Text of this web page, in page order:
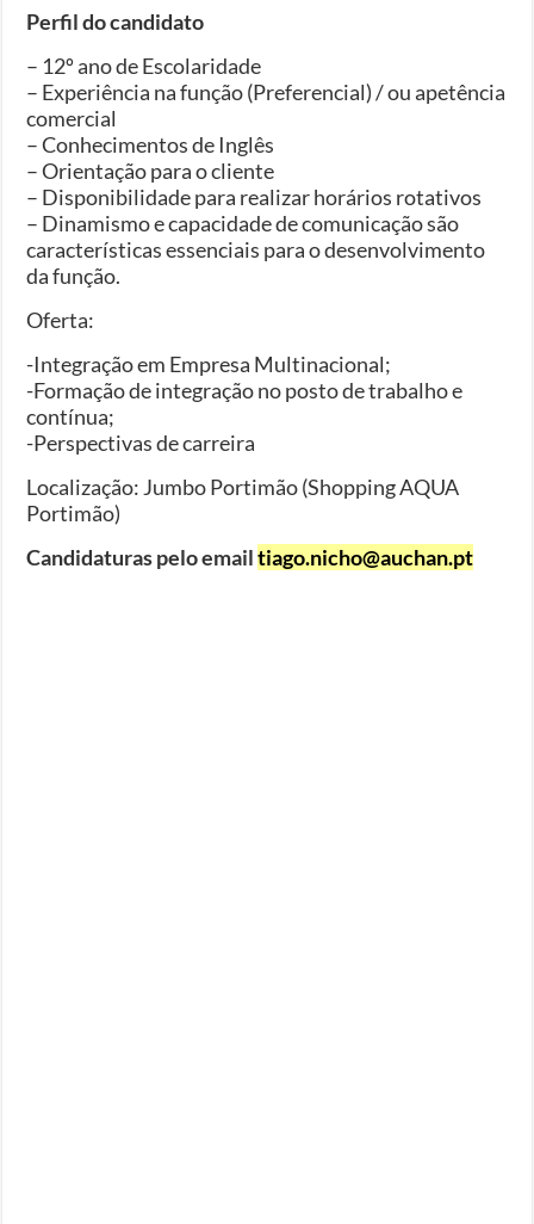
Perfil do candidato
– 12º ano de Escolaridade
– Experiência na função (Preferencial) / ou apetência
comercial
– Conhecimentos de Inglês
– Orientação para o cliente
– Disponibilidade para realizar horários rotativos
– Dinamismo e capacidade de comunicação são
características essenciais para o desenvolvimento
da função.
Oferta:
-Integração em Empresa Multinacional;
-Formação de integração no posto de trabalho e
contínua;
-Perspectivas de carreira
Localização: Jumbo Portimão (Shopping AQUA
Portimão)
Candidaturas pelo emailtiago.nicho@auchan.pt